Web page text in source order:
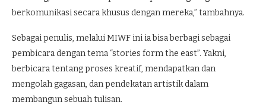
berkomunikasi secara khusus dengan mereka,” tambahnya.
Sebagai penulis, melalui MIWF ini ia bisa berbagi sebagai
pembicara dengan tema “stories form the east”. Yakni,
berbicara tentang proses kreatif, mendapatkan dan
mengolah gagasan, dan pendekatan artistik dalam
membangun sebuah tulisan.